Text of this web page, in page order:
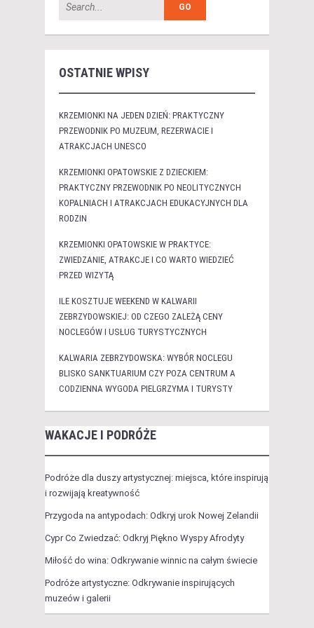
OSTATNIE WPISY
KRZEMIONKI NA JEDEN DZIEŃ: PRAKTYCZNY
PRZEWODNIK PO MUZEUM, REZERWACIE I
ATRAKCJACH UNESCO
KRZEMIONKI OPATOWSKIE Z DZIECKIEM:
PRAKTYCZNY PRZEWODNIK PO NEOLITYCZNYCH
KOPALNIACH I ATRAKCJACH EDUKACYJNYCH DLA
RODZIN
KRZEMIONKI OPATOWSKIE W PRAKTYCE:
ZWIEDZANIE, ATRAKCJE I CO WARTO WIEDZIEĆ
PRZED WIZYTĄ
ILE KOSZTUJE WEEKEND W KALWARII
ZEBRZYDOWSKIEJ: OD CZEGO ZALEŻĄ CENY
NOCLEGÓW I USŁUG TURYSTYCZNYCH
KALWARIA ZEBRZYDOWSKA: WYBÓR NOCLEGU
BLISKO SANKTUARIUM CZY POZA CENTRUM A
CODZIENNA WYGODA PIELGRZYMA I TURYSTY
WAKACJE I PODRÓŻE
Podróże dla duszy artystycznej: miejsca, które inspirują
i rozwijają kreatywność
Przygoda na antypodach: Odkryj urok Nowej Zelandii
Cypr Co Zwiedzać: Odkryj Piękno Wyspy Afrodyty
Miłość do wina: Odkrywanie winnic na całym świecie
Podróże artystyczne: Odkrywanie inspirujących
muzeów i galerii